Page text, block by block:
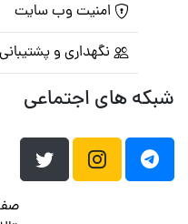
امنیت وب سایت
نگهداری و پشتیبانی
های اجتماعی